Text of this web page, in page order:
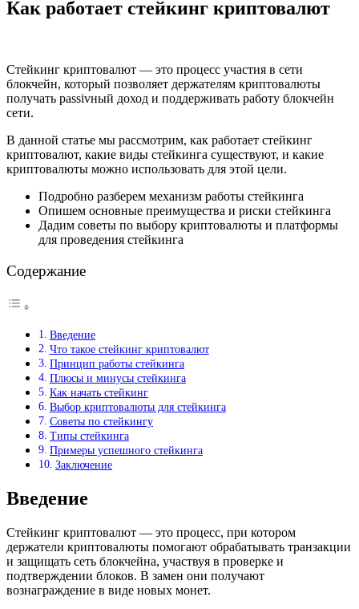
Как работает стейкинг криптовалют
Стейкинг криптовалют — это процесс участия в сети
блокчейн, который позволяет держателям криптовалюты
получать passivный доход и поддерживать работу блокчейн
сети.
В данной статье мы рассмотрим, как работает стейкинг
криптовалют, какие виды стейкинга существуют, и какие
криптовалюты можно использовать для этой цели.
Подробно разберем механизм работы стейкинга
Опишем основные преимущества и риски стейкинга
Дадим советы по выбору криптовалюты и платформы
для проведения стейкинга
Содержание
Введение
Что такое стейкинг криптовалют
Принцип работы стейкинга
Плюсы и минусы стейкинга
Как начать стейкинг
Выбор криптовалюты для стейкинга
Советы по стейкингу
Типы стейкинга
Примеры успешного стейкинга
Заключение
Введение
Стейкинг криптовалют — это процесс, при котором
держатели криптовалюты помогают обрабатывать транзакции
и защищать сеть блокчейна, участвуя в проверке и
подтверждении блоков. В замен они получают
вознаграждение в виде новых монет.